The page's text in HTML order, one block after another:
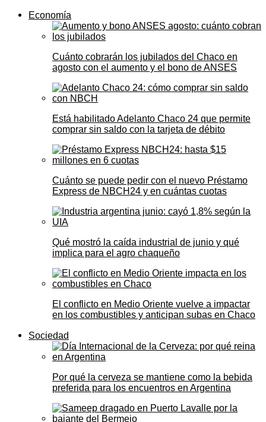
Economía
Cuánto cobrarán los jubilados del Chaco en
agosto con el aumento y el bono de ANSES
Está habilitado Adelanto Chaco 24 que permite
comprar sin saldo con la tarjeta de débito
Cuánto se puede pedir con el nuevo Préstamo
Express de NBCH24 y en cuántas cuotas
Qué mostró la caída industrial de junio y qué
implica para el agro chaqueño
El conflicto en Medio Oriente vuelve a impactar
en los combustibles y anticipan subas en Chaco
Sociedad
Por qué la cerveza se mantiene como la bebida
preferida para los encuentros en Argentina